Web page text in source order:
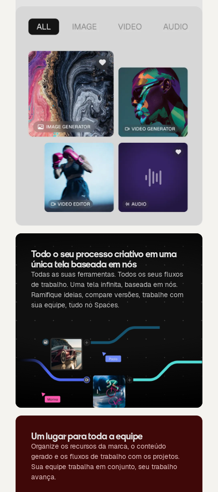
Todo o seu processo criativo em uma
única tela baseada em nós
Todas as suas ferramentas. Todos os seus fluxos
de trabalho. Uma tela infinita, baseada em nós.
Ramifique ideias, compare versões, trabalhe com
sua equipe, tudo no Spaces.
Um lugar para toda a equipe
Organize os recursos da marca, o conteúdo
gerado e os fluxos de trabalho com os projetos.
Sua equipe trabalha em conjunto, seu trabalho
avança.